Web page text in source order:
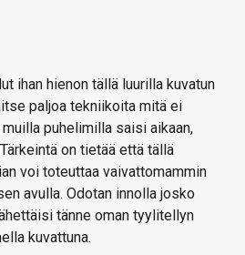
ihan hienon tällä luurilla kuvatun
paljoa tekniikoita mitä ei
puhelimilla saisi aikaan,
on tietää että tällä
voi toteuttaa vaivattomammin
avulla. Odotan innolla josko
tänne oman tyylitellyn
kuvattuna.